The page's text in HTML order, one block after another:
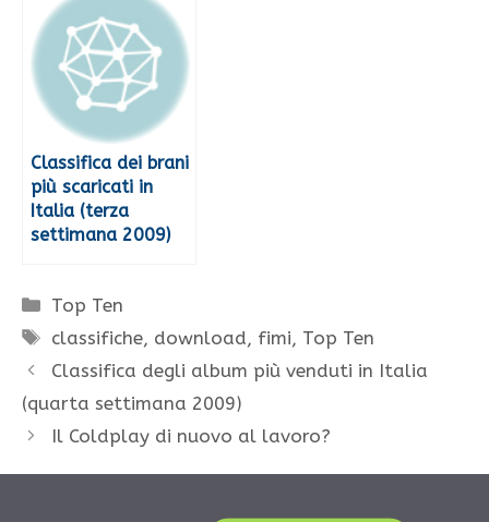
Classifica dei brani
più scaricati in
Italia (terza
settimana 2009)
Categorie
Top Ten
Tag
classifiche, download, fimi, Top Ten
Classifica degli album più venduti in Italia
(quarta settimana 2009)
Il Coldplay di nuovo al lavoro?